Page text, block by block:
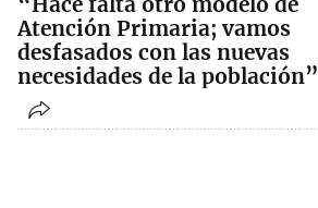
Atención Primaria; vamos
desfasados con las nuevas
necesidades de la población”